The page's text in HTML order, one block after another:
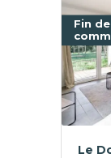
Fin de
Le